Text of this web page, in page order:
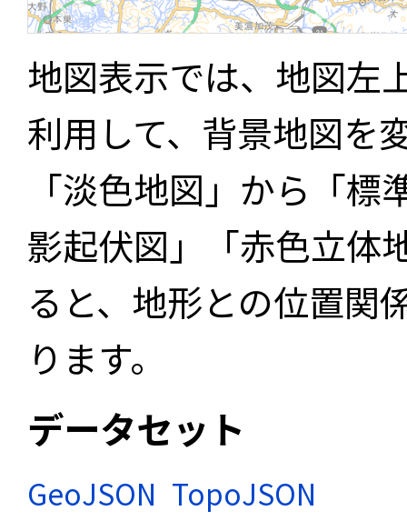
地図表示では、地図左
利用して、背景地図を
「淡色地図」から「
影起伏図」「赤色立体
ると、地形との位置関
ります。
データセット
GeoJSON TopoJSON